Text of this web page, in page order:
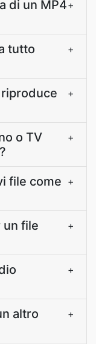
di un MP4+
tutto
+
+
o TV
+
file come +
un file
+
+
altro
+